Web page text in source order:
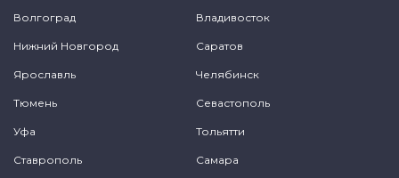
Волгоград Владивосток
Нижний Новгород Саратов
Ярославль Челябинск
Тюмень Севастополь
Уфа Тольятти
Ставрополь Самара